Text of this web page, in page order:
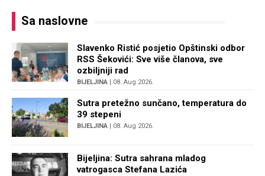
Sa naslovne
Slavenko Ristić posjetio Opštinski odbor
RSS Šekovići: Sve više članova, sve
ozbiljniji rad
BIJELJINA | 08. Aug 2026.
Sutra pretežno sunčano, temperatura do
39 stepeni
BIJELJINA | 08. Aug 2026.
Bijeljina: Sutra sahrana mladog
vatrogasca Stefana Lazića